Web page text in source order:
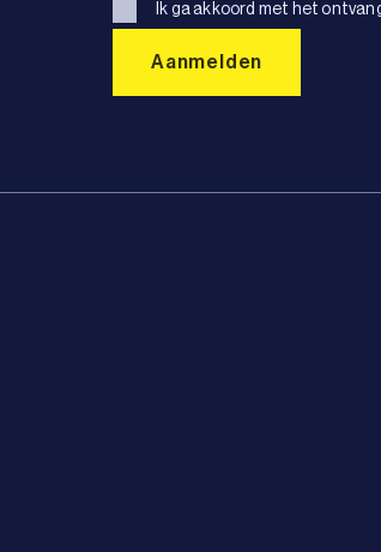
Ik ga akkoord met het